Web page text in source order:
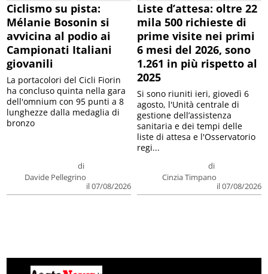
Ciclismo su pista:
Mélanie Bosonin si
avvicina al podio ai
Campionati Italiani
giovanili
di
Davide Pellegrino
il 07/08/2026
La portacolori del Cicli Fiorin
ha concluso quinta nella gara
dell'omnium con 95 punti a 8
lunghezze dalla medaglia di
bronzo
Liste d’attesa: oltre 22
mila 500 richieste di
prime visite nei primi
6 mesi del 2026, sono
1.261 in più rispetto al
2025
di
Cinzia Timpano
il 07/08/2026
Si sono riuniti ieri, giovedì 6
agosto, l'Unità centrale di
gestione dell’assistenza
sanitaria e dei tempi delle
liste di attesa e l'Osservatorio
regi...